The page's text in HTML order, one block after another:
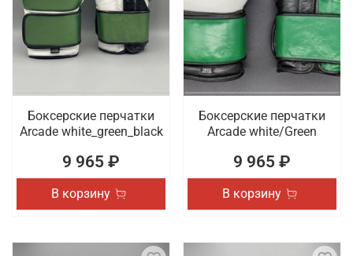
Боксерские перчатки
Arcade white_green_black
9 965 ₽
В корзину
Боксерские перчатки
Arcade white/Green
9 965 ₽
В корзину